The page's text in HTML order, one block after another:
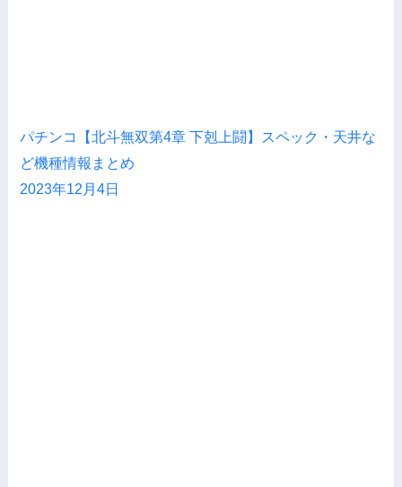
パチンコ【北斗無双第4章 下剋上闘】スペック・天井な
ど機種情報まとめ
2023年12月4日